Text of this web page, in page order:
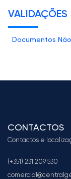
VALIDAÇÕES
Documentos
CONTACTOS
Contactos e
(+351) 231 209 530